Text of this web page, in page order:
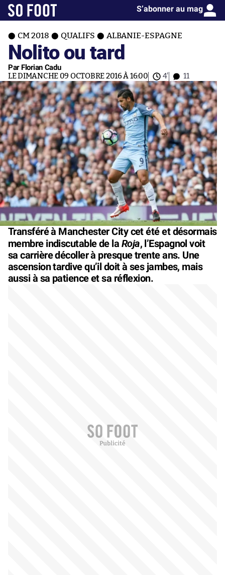
S’abonner au mag
CM 2018 QUALIFS ALBANIE-ESPAGNE
Nolito ou tard
Par Florian Cadu
LE DIMANCHE 09 OCTOBRE 2016 À 16:00 4' 11
Transféré à Manchester City cet été et désormais
membre indiscutable de la Roja, l’Espagnol voit
sa carrière décoller à presque trente ans. Une
ascension tardive qu’il doit à ses jambes, mais
aussi à sa patience et sa réflexion.